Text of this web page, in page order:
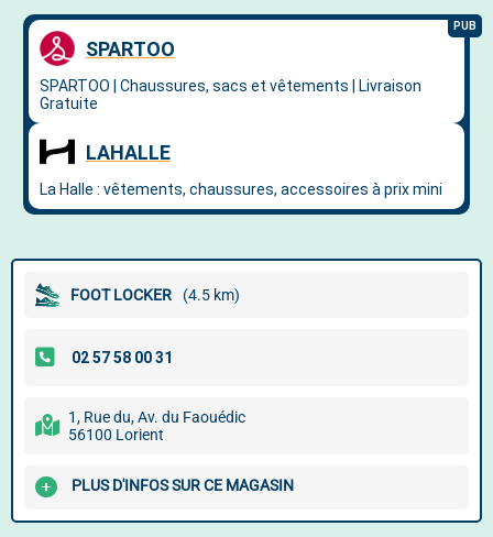
FOOT LOCKER (4.5 km)
1, Rue du, Av. du Faouédic
56100 Lorient
PLUS D'INFOS SUR CE MAGASIN